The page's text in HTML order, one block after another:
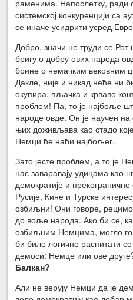
раменима. Напослетку, ради
системској конкуренцији са
се иначе усидрити усред
Добро, значи не труди се Рот
бригу о добру ових народа
брине о немачким вековним
Дакле, није и никад неће ни
окупира, пљачка и крваво
проблем! Па, то је најбоље
народе овде. Он је научен
њих доживљава као стадо
Немци ће наћи најбољег.
Зато јесте проблем, а то је
нас заваравају удицама као
демократије и
Русије, Кине и Турске
озбиљни! Они говоре,
до воље народа. Ако би се,
озбиљним Немцима, могло
би било логично распитати
демоси: Немце или ове
Балкан?
Али не верују Немци да је